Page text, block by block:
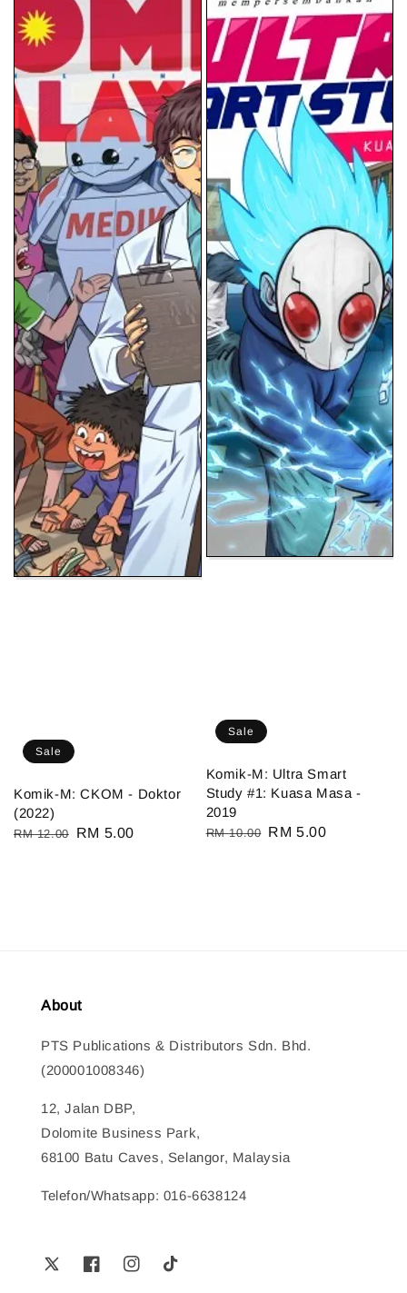
Sale
Komik-M: CKOM - Doktor
(2022)
Regular
RM 12.00
Sale
RM 5.00
Sale
Komik-M: Ultra Smart
Study #1: Kuasa Masa -
2019
Regular
RM 10.00 Sale
RM 5.00
About
PTS Publications & Distributors Sdn. Bhd.
(200001008346)
12, Jalan DBP,
Dolomite Business Park,
68100 Batu Caves, Selangor, Malaysia
Telefon/Whatsapp: 016-6638124